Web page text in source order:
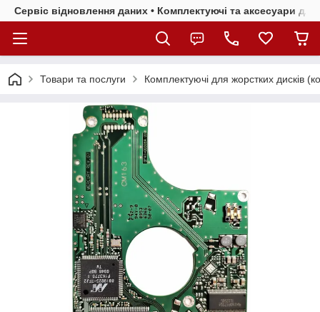
Сервіс відновлення даних • Комплектуючі та аксесуари
Товари та послуги Комплектуючі для жорстких дисків